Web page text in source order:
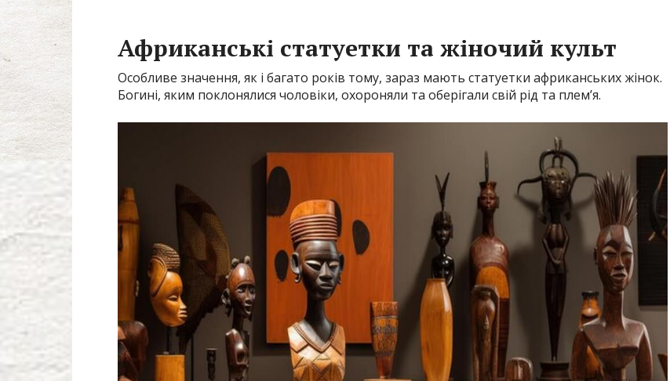
Африканські статуетки та жіночий культ
Особливе значення, як і багато років тому, зараз мають статуетки африканських жінок.
Богині, яким поклонялися чоловіки, охороняли та оберігали свій рід та плем’я.